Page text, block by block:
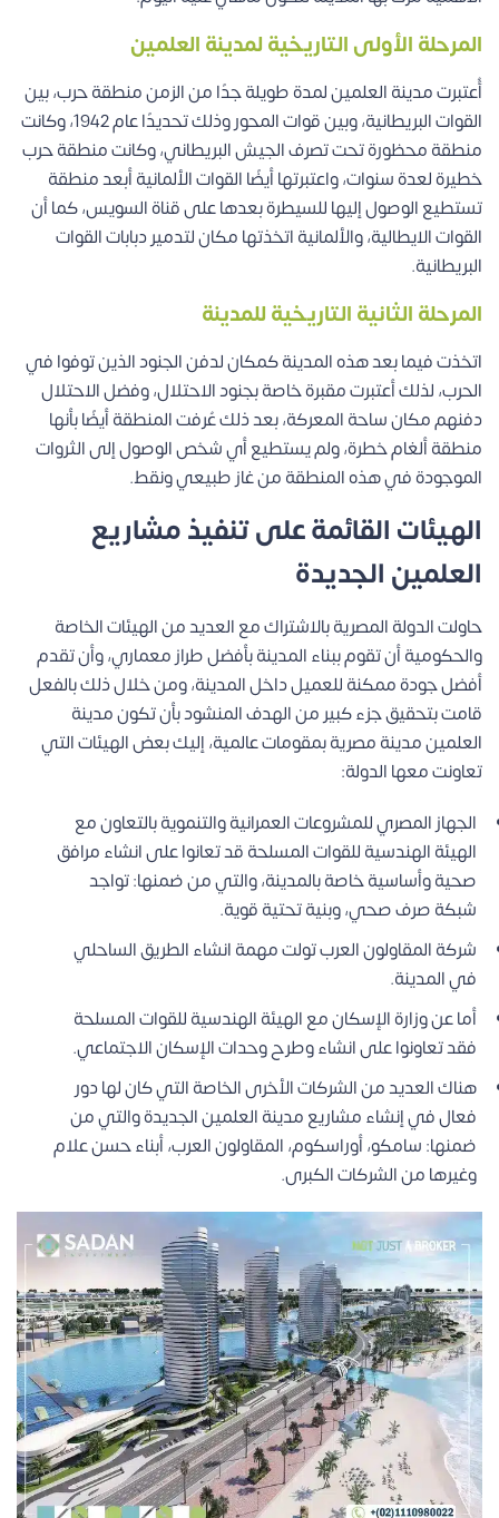
المرحلة الأولى التاريخية لمدينة العلمين
أُعتبرت مدينة العلمين لمدة طويلة جدًا من الزمن منطقة حرب، بين
القوات البريطانية، وبين قوات المحور وذلك تحديدًا عام 1942، وكانت
منطقة محظورة تحت تصرف الجيش البريطاني، وكانت منطقة حرب
خطيرة لعدة سنوات، واعتبرتها أيضًا القوات الألمانية أبعد منطقة
تستطيع الوصول إليها للسيطرة بعدها على قناة السويس، كما أن
القوات الايطالية، والألمانية اتخذتها مكان لتدمير دبابات القوات
البريطانية.
المرحلة الثانية التاريخية للمدينة
اتخذت فيما بعد هذه المدينة كمكان لدفن الجنود الذين توفوا في
الحرب، لذلك أعتبرت مقبرة خاصة بجنود الاحتلال، وفضل الاحتلال
دفنهم مكان ساحة المعركة، بعد ذلك عُرفت المنطقة أيضًا بأنها
منطقة ألغام خطرة، ولم يستطيع أي شخص الوصول إلى الثروات
الموجودة في هذه المنطقة من غاز طبيعي ونقط.
الهيئات القائمة على تنفيذ مشاريع
العلمين الجديدة
حاولت الدولة المصرية بالاشتراك مع العديد من الهيئات الخاصة
والحكومية أن تقوم ببناء المدينة بأفضل طراز معماري، وأن تقدم
أفضل جودة ممكنة للعميل داخل المدينة، ومن خلال ذلك بالفعل
قامت بتحقيق جزء كبير من الهدف المنشود بأن تكون مدينة
العلمين مدينة مصرية بمقومات عالمية، إليك بعض الهيئات التي
تعاونت معها الدولة:
الجهاز المصري للمشروعات العمرانية والتنموية بالتعاون مع
الهيئة الهندسية للقوات المسلحة قد تعانوا على انشاء مرافق
صحية وأساسية خاصة بالمدينة، والتي من ضمنها: تواجد
شبكة صرف صحي، وبنية تحتية قوية.
شركة المقاولون العرب تولت مهمة انشاء الطريق الساحلي
في المدينة.
أما عن وزارة الإسكان مع الهيئة الهندسية للقوات المسلحة
فقد تعاونوا على انشاء وطرح وحدات الإسكان الاجتماعي.
هناك العديد من الشركات الأخرى الخاصة التي كان لها دور
فعال في إنشاء مشاريع مدينة العلمين الجديدة والتي من
ضمنها: سامكو، أوراسكوم، المقاولون العرب، أبناء حسن علام
وغيرها من الشركات الكبرى.